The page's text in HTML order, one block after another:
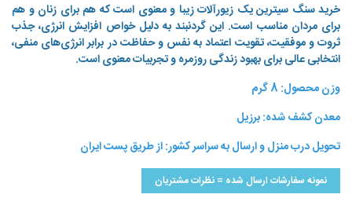
خرید سنگ سیترین یک زیورآلات زیبا و معنوی است که هم برای زنان و هم
برای مردان مناسب است. این گردنبند به دلیل خواص افزایش انرژی، جذب
ثروت و موفقیت، تقویت اعتماد به نفس و حفاظت در برابر انرژی‌های منفی،
انتخابی عالی برای بهبود زندگی روزمره و تجربیات معنوی است.
وزن محصول: 8 گرم
معدن کشف شده: برزیل
تحویل درب منزل و ارسال به سراسر کشور: از طریق پست ایران
نمونه سفارشات ارسال شده = نظرات مشتریان